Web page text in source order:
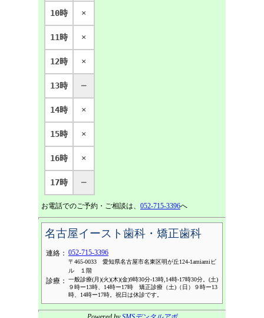
10時 ×
11時 ×
12時 ×
13時 ─
14時 ×
15時 ×
16時 ×
17時 ─
お電話でのご予約・ご相談は、 052-715-3396へ
名古屋イースト歯科・矯正歯科
連絡： 052-715-3396
〒465-0033 愛知県名古屋市名東区明が丘124-1amiamiビ
ル １階
診療：
一般診療(月)(火)(木)(金)9時30分-13時,14時-17時30分。(土)
９時ー13時、14時ー17時 矯正診療（土)（日）９時ー13
時、14時ー17時。祝日は休診です。